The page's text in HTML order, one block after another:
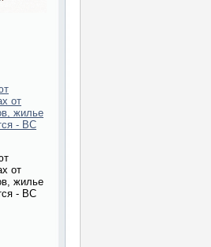
от
жилье
- ВС
от
жилье
- ВС